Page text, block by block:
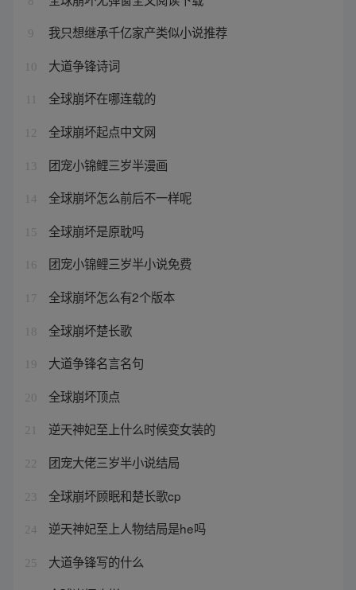
9 我只想继承千亿家产类似小说推荐
10 大道争锋诗词
全球崩坏在哪连载的
12 全球崩坏起点中文网
13 团宠小锦鲤三岁半漫画
14 全球崩坏怎么前后不一样呢
15 全球崩坏是原耽吗
16 团宠小锦鲤三岁半小说免费
17 全球崩坏怎么有2个版本
18 全球崩坏楚长歌
19 大道争锋名言名句
20 全球崩坏顶点
21 逆天神妃至上什么时候变女装的
22 团宠大佬三岁半小说结局
23 全球崩坏顾眠和楚长歌cp
24 逆天神妃至上人物结局是he吗
25 大道争锋写的什么